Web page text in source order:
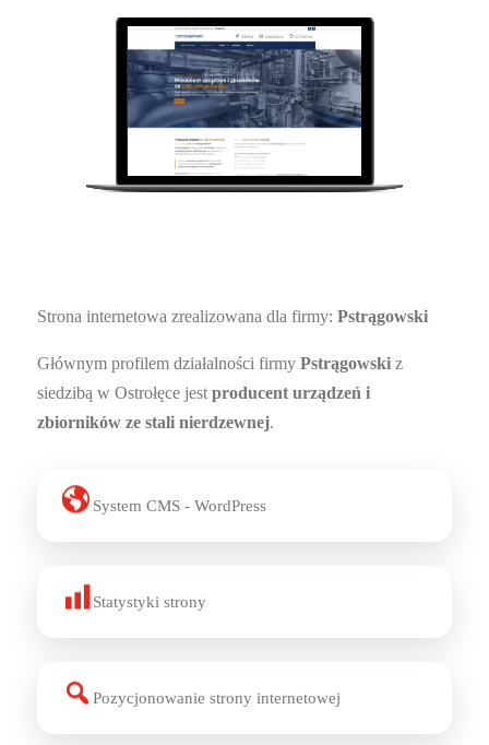
7
Strona internetowa zrealizowana dla firmy: Pstrągowski
Głównym profilem działalności firmy Pstrągowskiz
siedzibą w Ostrołęce jest producent urządzeń i
zbiorników ze stali nierdzewnej.
System CMS - WordPress
Statystyki strony
Pozycjonowanie strony internetowej